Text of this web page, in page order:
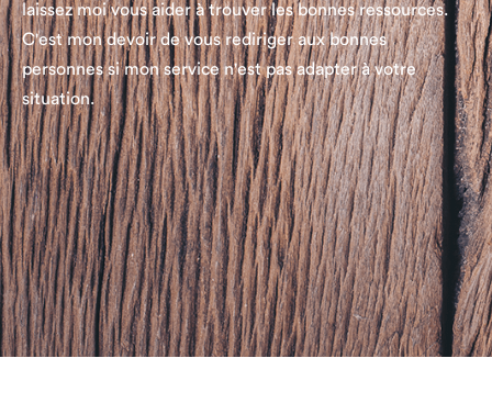
laissez moi vous aider à trouver les bonnes ressources.
C'est mon devoir de vous rediriger aux bonnes
personnes si mon service n'est pas adapter à votre
situation.